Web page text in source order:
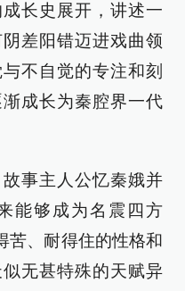
长史展开，讲述一
差阳错迈进戏曲领
不自觉的专注和刻
成长为秦腔界一代
事主人公忆秦娥并
能够成为名震四方
苦、耐得住的性格和
无甚特殊的天赋异